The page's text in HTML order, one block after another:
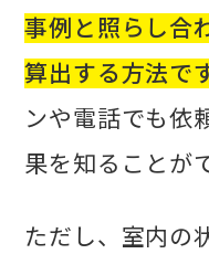
事例と照らし合
算出する方法です
ンや電話でも依
果を知ることが
ただし、室内の